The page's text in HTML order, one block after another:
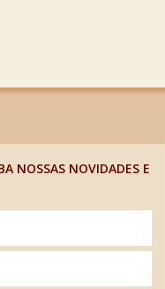
NOSSAS NOVIDADES E